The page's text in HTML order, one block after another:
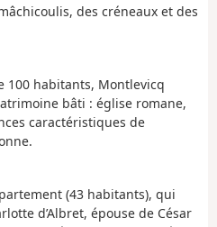
des créneaux et des
100 habitants, Montlevicq
bâti : église romane,
caractéristiques de
(43 habitants), qui
d’Albret, épouse de César